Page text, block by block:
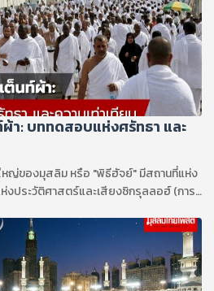
ผ้า: บททดสอบแห่งศรัทธา และ
หญ่ของมุสลิม หรือ "พิธีฮัจย์" มีสถานที่แห่ง
ประวัติศาสตร์และเสียงซิกรุลลอฮ์ (การ
แห่งเต็นท์" หุบเขาเล็กๆ ทางทิศตะวันออก
มีพื้นที่กว้างขวางใหญ่โต ทว่าในทางศาสน
ลาม มีนาคือศูนย์กลางอันศักดิ์สิทธิ์ที่
ของผู้แสวงบุญนับล้านคนจากทั่วทุกมุมโลก